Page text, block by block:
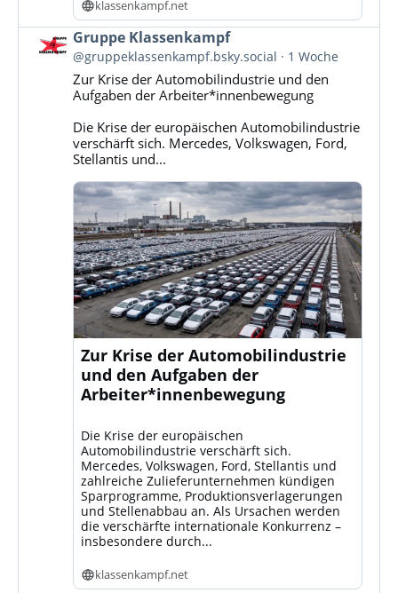
klassenkampf.net
Beitrag
von
Gruppe
Klassenkampf
Bluesky
ansehen
Gruppe Klassenkampf
@gruppeklassenkampf.bsky.social 1 Woche
Zur Krise der Automobilindustrie und den
Aufgaben der Arbeiter*innenbewegung
Die Krise der europäischen Automobilindustrie
verschärft sich. Mercedes, Volkswagen, Ford,
Stellantis und...
Zur Krise der Automobilindustrie
und den Aufgaben der
Arbeiter*innenbewegung
Die Krise der europäischen
Automobilindustrie verschärft sich.
Mercedes, Volkswagen, Ford, Stellantis und
zahlreiche Zulieferunternehmen kündigen
Sparprogramme, Produktionsverlagerungen
und Stellenabbau an. Als Ursachen werden
die verschärfte internationale Konkurrenz –
insbesondere durch...
klassenkampf.net